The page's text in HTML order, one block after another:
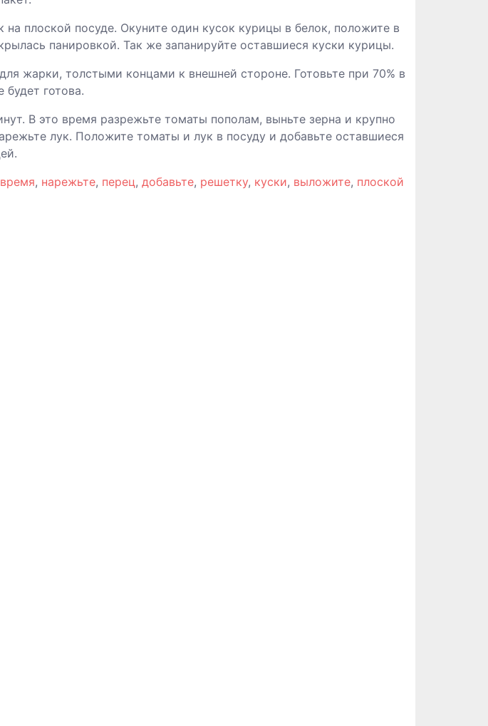
на плоской посуде. Окуните один кусок курицы в белок, положите в
панировкой. Так же запанируйте оставшиеся куски курицы.
жарки, толстыми концами к внешней стороне. Готовьте при 70% в
будет готова.
В это время разрежьте томаты пополам, выньте зерна и крупно
лук. Положите томаты и лук в посуду и добавьте оставшиеся
время, нарежьте, перец, добавьте, решетку, куски, выложите, плоской